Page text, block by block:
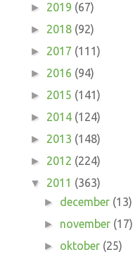
► 2019 (67)
► 2018 (92)
► 2017 (111)
► 2016 (94)
► 2015 (141)
► 2014 (124)
► 2013 (148)
► 2012 (224)
▼ 2011 (363)
► december (13)
► november (17)
► oktober (25)